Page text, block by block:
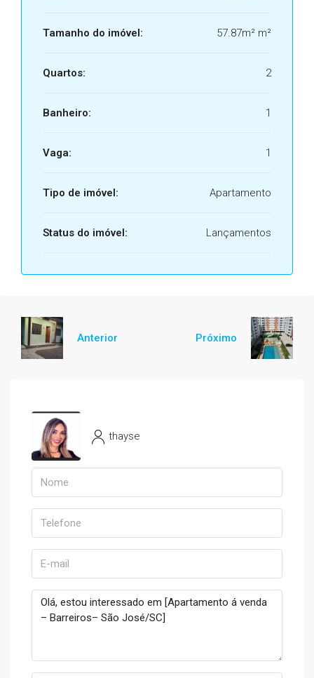
Tamanho do imóvel: 57.87m² m²
Quartos: 2
Banheiro: 1
Vaga: 1
Tipo de imóvel: Apartamento
Status do imóvel: Lançamentos
Anterior Próximo
thayse